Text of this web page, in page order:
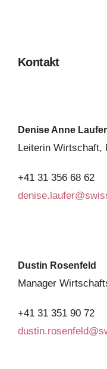
Kontakt
Denise Anne Laufer
Leiterin Wirtschaft,
+41 31 356 68 62
Dustin Rosenfeld
Manager
+41 31 351 90 72